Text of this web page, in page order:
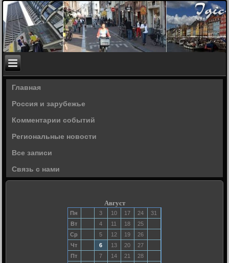
Главная
Россия и зарубежье
Комментарии событий
Региональные новости
Все записи
Связь с нами
Август
Пн 3 10 17 24
31
Вт
4 11 18
25
Ср
5 12 19
26
Чт
6 13 20
27
Пт
7 14 21
28